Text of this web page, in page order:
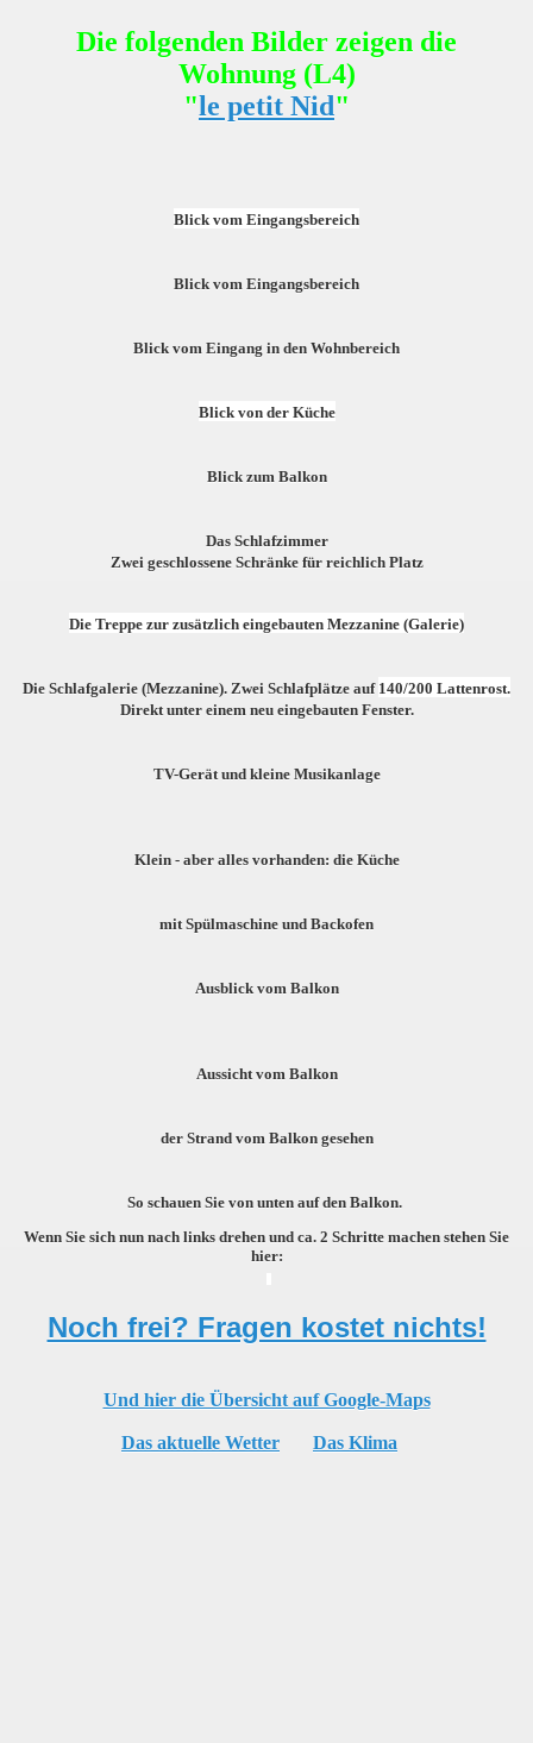
Die folgenden Bilder zeigen die
Wohnung (L4)
"le petit Nid"
Blick vom Eingangsbereich
Blick vom Eingangsbereich
Blick vom Eingang in den Wohnbereich
Blick von der Küche
Blick zum Balkon
Das Schlafzimmer
Zwei geschlossene Schränke für reichlich Platz
Die Treppe zur zusätzlich eingebauten Mezzanine (Galerie)
Die Schlafgalerie (Mezzanine). Zwei Schlafplätze auf 140/200 Lattenrost.
Direkt unter einem neu eingebauten Fenster.
TV-Gerätund kleine Musikanlage
Klein - aber alles vorhanden: die Küche
mit Spülmaschine und Backofen
Ausblick vom Balkon
Aussicht vom Balkon
der Strand vom Balkon gesehen
So schauen Sie von unten auf den Balkon.
Wenn Sie sich nun nach links drehen und ca. 2 Schritte machen stehen Sie
hier:
Noch frei? Fragen kostet nichts!
Und hier die Übersicht auf Google-Maps
Das aktuelle Wetter Das Klima